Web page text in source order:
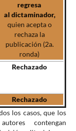
regresa
al dictaminador,
quien acepta o
rechaza la
publicación (2a.
ronda)
Rechazado
Rechazado
los casos, que los
contengan